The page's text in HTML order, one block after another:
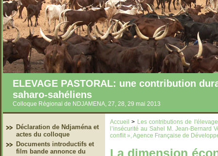
ELEVAGE PASTORAL: une contribution
saharo-sahéliens
Colloque Régional de NDJAMENA, 27, 28, 29 mai 2013
Déclaration de Ndjaména et
actes du colloque
Documents introductifs et
film bande annonce du
Accueil > Les contributions de
l’insécurité au Sahel M. Jean-
conflit », Agence Française de
La dimension